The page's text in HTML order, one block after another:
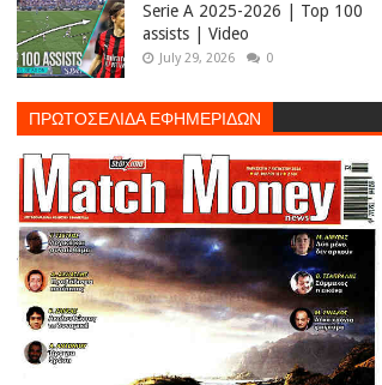
Serie A 2025-2026 | Top 100
assists | Video
July 29, 2026 0
ΠΡΩΤΟΣΕΛΙΔΑ ΕΦΗΜΕΡΙΔΩΝ